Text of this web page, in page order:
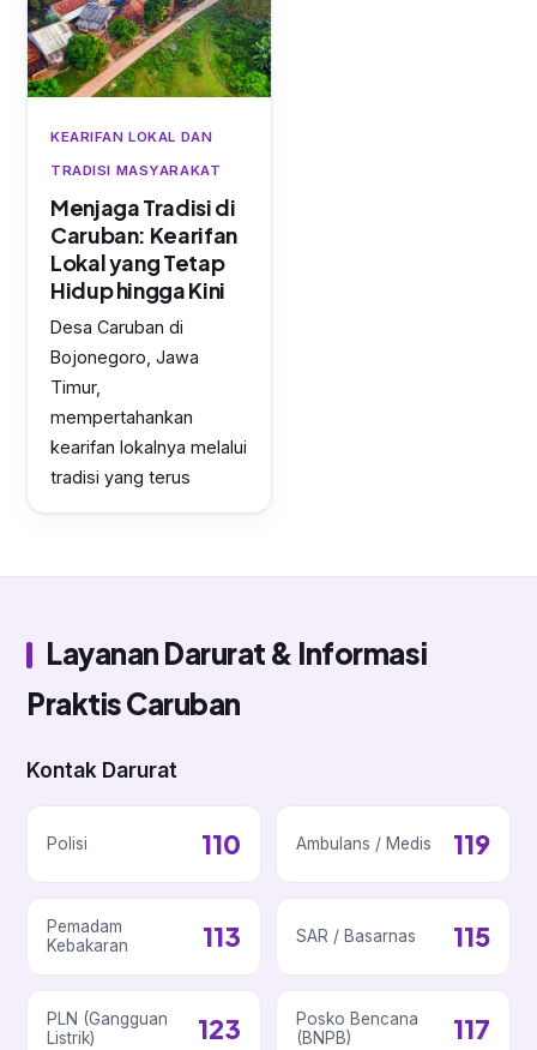
KEARIFAN LOKAL DAN
TRADISI MASYARAKAT
Menjaga Tradisi di
Caruban: Kearifan
Lokal yang Tetap
Hidup hingga Kini
Desa Caruban di
Bojonegoro, Jawa
Timur,
mempertahankan
kearifan lokalnya melalui
tradisi yang terus
Layanan Darurat & Informasi
Praktis Caruban
Kontak Darurat
Polisi 110 Ambulans / Medis 119
Pemadam
Kebakaran
113 SAR / Basarnas 115
PLN (Gangguan
Listrik)
123
Posko Bencana
(BNPB)
117